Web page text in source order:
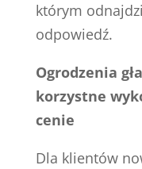
którym
odpowiedź.
Ogrodzenia
korzystne
cenie
Dla klientów